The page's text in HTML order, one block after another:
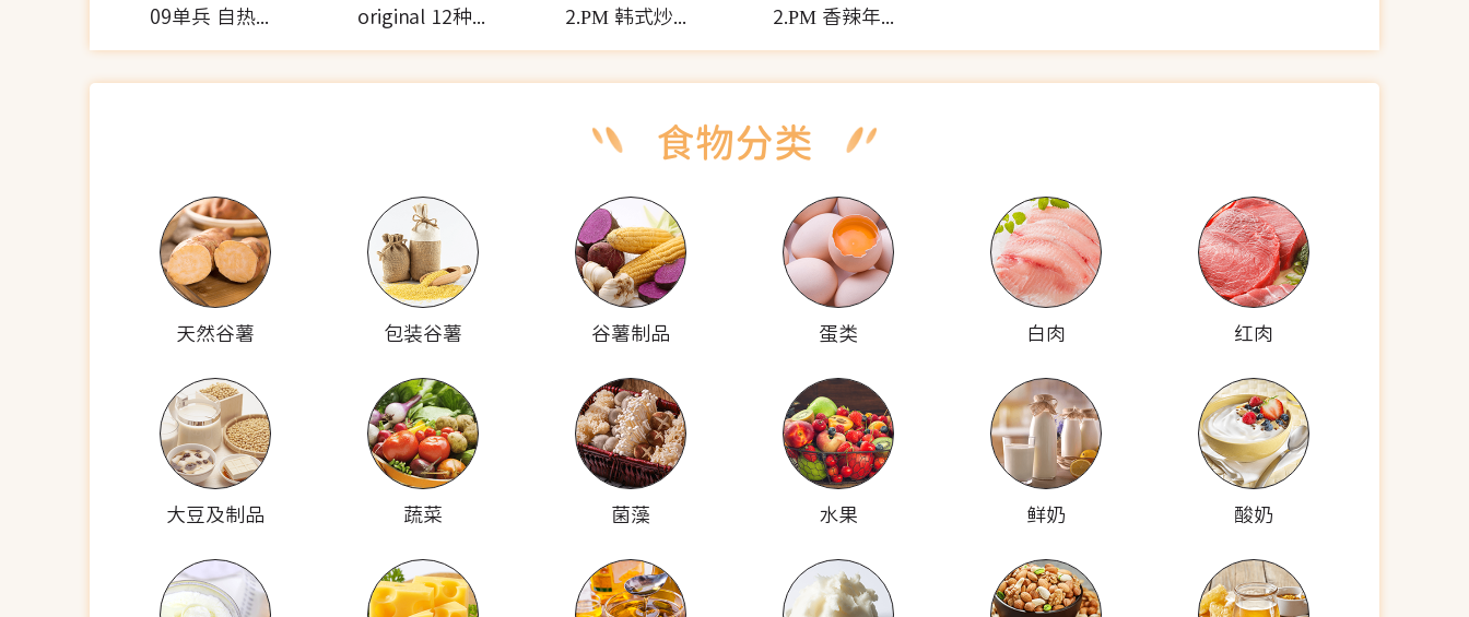
09单兵 自热食品(羊肉拌面) original 12种谷物种子的面包 2.PM 韩式炒年糕(碗装) 2.PM 香辣年糕(袋装)
天然谷薯 包装谷薯 谷薯制品 蛋类 白肉 红肉
大豆及制品 蔬菜 菌藻 水果 鲜奶 酸奶